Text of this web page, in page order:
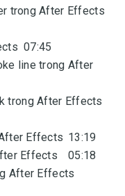
trong After Effects
07:45
line trong After
trong After Effects
Effects 13:19
Effects
05:18
After Effects